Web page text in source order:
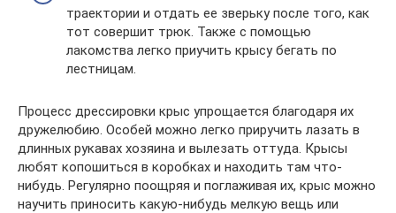
траектории и отдать ее зверьку после того, как
тот совершит трюк. Также с помощью
лакомства легко приучить крысу бегать по
лестницам.
Процесс дрессировки крыс упрощается благодаря их
дружелюбию. Особей можно легко приручить лазать в
длинных рукавах хозяина и вылезать оттуда. Крысы
любят копошиться в коробках и находить там что-
нибудь. Регулярно поощряя и поглаживая их, крыс можно
научить приносить какую-нибудь мелкую вещь или